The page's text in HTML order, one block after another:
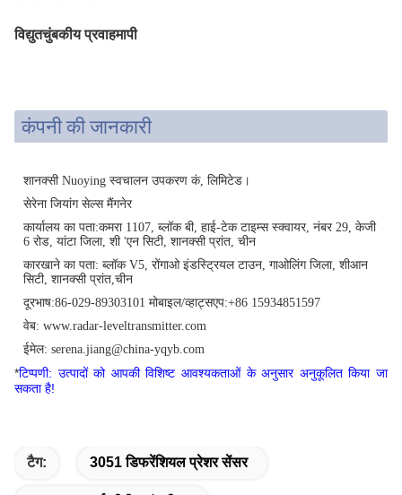
विद्युतचुंबकीय प्रवाहमापी
कंपनी की जानकारी
शानक्सी Nuoying स्वचालन उपकरण कं, लिमिटेड।
सेरेना जियांग सेल्स मैंगनेर
कार्यालय का पता:कमरा 1107, ब्लॉक बी, हाई-टेक टाइम्स स्क्वायर, नंबर 29, केजी
6 रोड, यांटा जिला, शी 'एन सिटी, शानक्सी प्रांत, चीन
कारखाने का पता: ब्लॉक V5, रोंगाओ इंडस्ट्रियल टाउन, गाओलिंग जिला, शीआन
सिटी, शानक्सी प्रांत ,चीन
दूरभाष:86-029-89303101 मोबाइल/व्हाट्सएप:+86 15934851597
वेब: www.radar-leveltransmitter.com
ईमेल: serena.jiang@china-yqyb.com
*टिप्पणी: उत्पादों को आपकी विशिष्ट आवश्यकताओं के अनुसार अनुकूलित किया जा
सकता है!
टैग: 3051 डिफरेंशियल प्रेशर सेंसर